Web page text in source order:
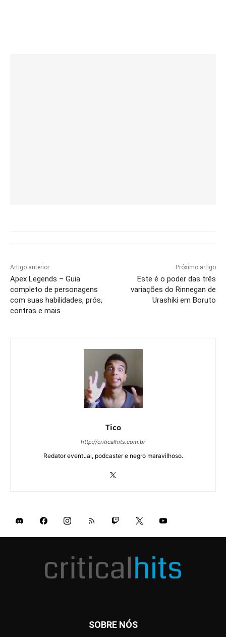
Artigo anterior
Apex Legends – Guia
completo de personagens
com suas habilidades, prós,
contras e mais
Próximo artigo
Este é o poder das três
variações do Rinnegan de
Urashiki em Boruto
Tico
http://criticalhits.com.br
Redator eventual, podcaster e negro maravilhoso.
SOBRE NÓS